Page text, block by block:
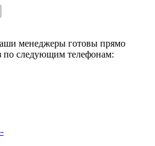
менеджеры готовы прямо
по следующим телефонам: